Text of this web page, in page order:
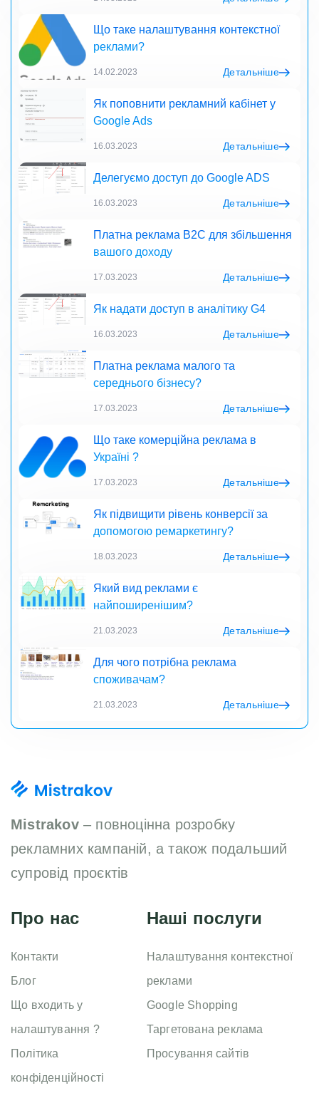
Що таке налаштування контекстної
реклами?
14.02.2023 Детальніше
Як поповнити рекламний кабінет у
Google Ads
16.03.2023 Детальніше
Делегуємо доступ до Google ADS
16.03.2023 Детальніше
Платна реклама B2C для збільшення
вашого доходу
17.03.2023 Детальніше
Як надати доступ в аналітику G4
16.03.2023 Детальніше
Платна реклама малого та
середнього бізнесу?
17.03.2023 Детальніше
Що таке комерційна реклама в
Україні ?
17.03.2023 Детальніше
Як підвищити рівень конверсії за
допомогою ремаркетингу?
18.03.2023 Детальніше
Який вид реклами є
найпоширенішим?
21.03.2023 Детальніше
Для чого потрібна реклама
споживачам?
21.03.2023 Детальніше
Mistrakov– повноцінна розробку
рекламних кампаній, а також подальший
супровід проєктів
Про нас
Контакти
Блог
Що входить у
налаштування ?
Політика
конфіденційності
Наші послуги
Налаштування контекстної
реклами
Google Shopping
Таргетована реклама
Просування сайтів